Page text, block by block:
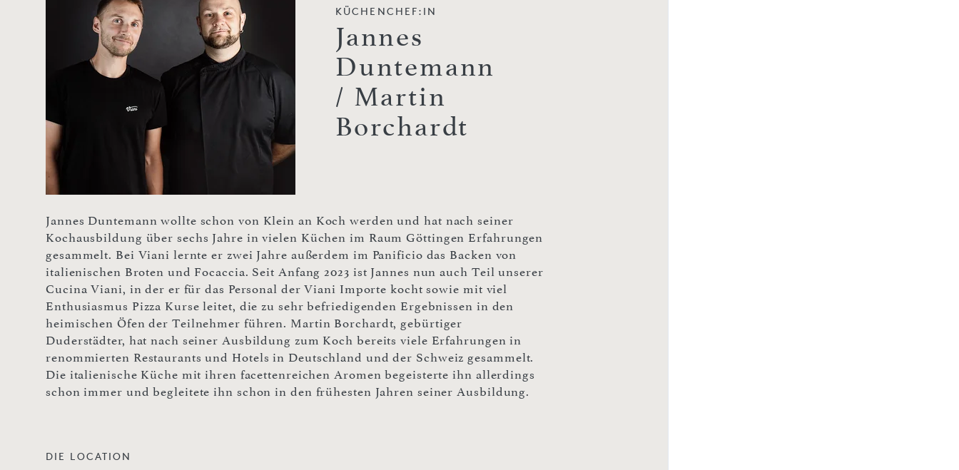
KÜCHENCHEF:IN
Jannes
Duntemann
/ Martin
Borchardt
Jannes Duntemann wollte schon von Klein an Koch werden und hat nach seiner
Kochausbildung über sechs Jahre in vielen Küchen im Raum Göttingen Erfahrungen
gesammelt. Bei Viani lernte er zwei Jahre außerdem im Panificio das Backen von
italienischen Broten und Focaccia. Seit Anfang 2023 ist Jannes nun auch Teil unserer
Cucina Viani, in der er für das Personal der Viani Importe kocht sowie mit viel
Enthusiasmus Pizza Kurse leitet, die zu sehr befriedigenden Ergebnissen in den
heimischen Öfen der Teilnehmer führen. Martin Borchardt, gebürtiger
Duderstädter, hat nach seiner Ausbildung zum Koch bereits viele Erfahrungen in
renommierten Restaurants und Hotels in Deutschland und der Schweiz gesammelt.
Die italienische Küche mit ihren facettenreichen Aromen begeisterte ihn allerdings
schon immer und begleitete ihn schon in den frühesten Jahren seiner Ausbildung.
DIE LOCATION